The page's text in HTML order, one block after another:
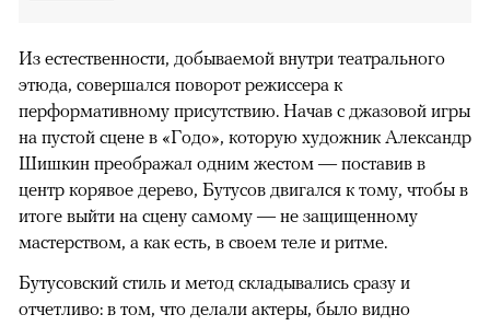
Из естественности, добываемой внутри театрального
этюда, совершался поворот режиссера к
перформативному присутствию. Начав с джазовой игры
на пустой сцене в «Годо», которую художник Александр
Шишкин преображал одним жестом — поставив в
центр корявое дерево, Бутусов двигался к тому, чтобы в
итоге выйти на сцену самому — не защищенному
мастерством, а как есть, в своем теле и ритме.
Бутусовский стиль и метод складывались сразу и
отчетливо: в том, что делали актеры, было видно